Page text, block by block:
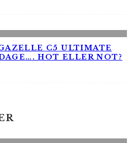
C5 ULTIMATE
HOT ELLER NOT?